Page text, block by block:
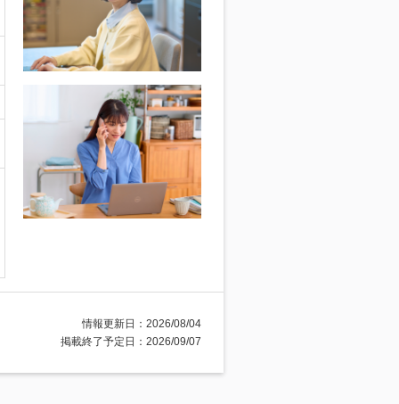
情報更新日：2026/08/04
掲載終了予定日：2026/09/07